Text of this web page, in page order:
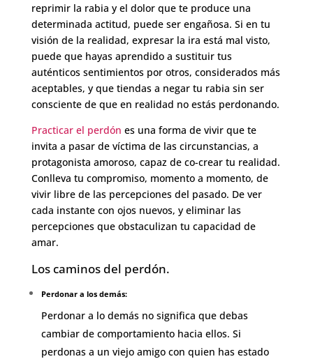
reprimir la rabia y el dolor que te produce una
determinada actitud, puede ser engañosa. Si en tu
visión de la realidad, expresar la ira está mal visto,
puede que hayas aprendido a sustituir tus
auténticos sentimientos por otros, considerados más
aceptables, y que tiendas a negar tu rabia sin ser
consciente de que en realidad no estás perdonando.
Practicar el perdón es una forma de vivir que te
invita a pasar de víctima de las circunstancias, a
protagonista amoroso, capaz de co-crear tu realidad.
Conlleva tu compromiso, momento a momento, de
vivir libre de las percepciones del pasado. De ver
cada instante con ojos nuevos, y eliminar las
percepciones que obstaculizan tu capacidad de
amar.
Los caminos del perdón.
Perdonar a los demás:
Perdonar a lo demás no significa que debas
cambiar de comportamiento hacia ellos. Si
perdonas a un viejo amigo con quien has estado